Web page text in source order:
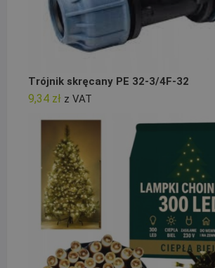
Trójnik skręcany PE 32-3/4F-32
9,34 zł z VAT